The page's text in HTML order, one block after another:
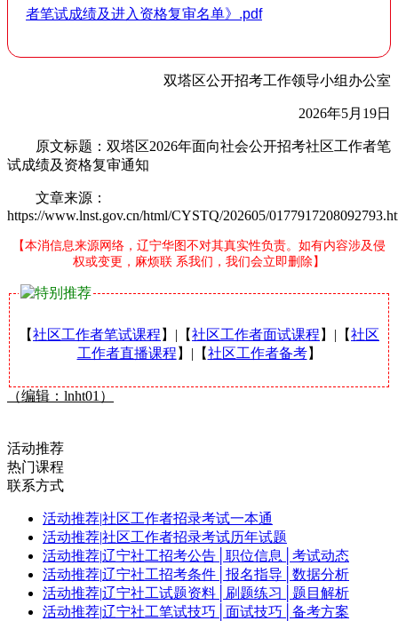
者笔试成绩及进入资格复审名单》.pdf
双塔区公开招考工作领导小组办公室
2026年5月19日
原文标题：双塔区2026年面向社会公开招考社区工作者笔
试成绩及资格复审通知
文章来源：
https://www.lnst.gov.cn/html/CYSTQ/202605/
【本消信息来源网络，辽宁华图不对其真实性负责。如有内容涉及侵
权或变更，麻烦联 系我们，我们会立即删除】
【社区工作者笔试课程 】|【社区工作者面试课程 】|【社区
工作者直播课程 】|【社区工作者备考】
（编辑：lnht01）
活动推荐
热门课程
联系方式
活动推荐|社区工作者招录考试一本通
活动推荐|社区工作者招录考试历年试题
活动推荐|辽宁社工招考公告│职位信息│考试动态
活动推荐|辽宁社工招考条件│报名指导│数据分析
活动推荐|辽宁社工试题资料│刷题练习│题目解析
活动推荐|辽宁社工笔试技巧│面试技巧│备考方案